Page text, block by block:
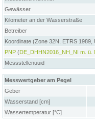
Gewässer
Kilometer an der Wasserstraße
Betreiber
Koordinate (Zone 32N, ETRS 1989,
PNP (DE_DHHN2016_NH_NI m. ü.
Messstellenuuid
Messwertgeber am Pegel
Geber
Wasserstand [cm]
Wassertemperatur [°C]